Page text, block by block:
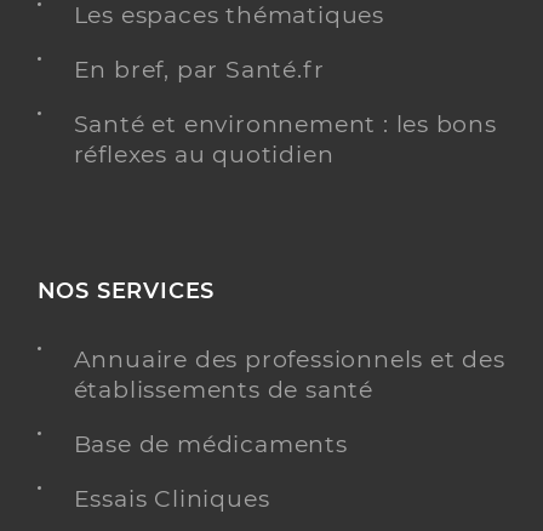
Les espaces thématiques
En bref, par Santé.fr
Santé et environnement : les bons
réflexes au quotidien
NOS SERVICES
Annuaire des professionnels et des
établissements de santé
Base de médicaments
Essais Cliniques